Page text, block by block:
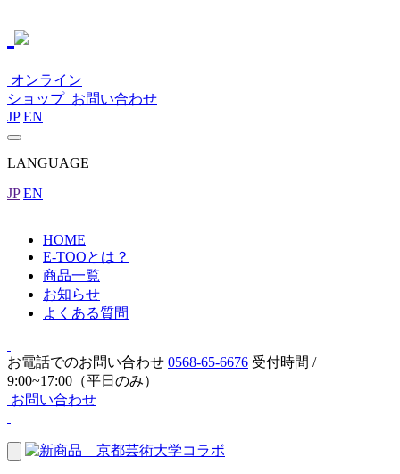
オンライン
ショップ お問い合わせ
JP EN
LANGUAGE
JP EN
HOME
E-TOOとは？
商品一覧
お知らせ
よくある質問
お電話でのお問い合わせ 0568-65-6676 受付時間 /
9:00~17:00（平日のみ）
お問い合わせ